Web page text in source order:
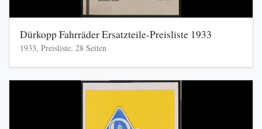
Dürkopp Fahrräder Ersatzteile-Preisliste 1933
1933, Preisliste, 28 Seiten